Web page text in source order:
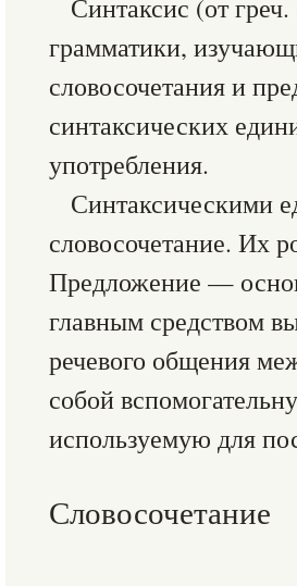
Синтаксис (от
грамматики,
словосочетания и
синтаксических
употребления.
Синтаксическими
словосочетание. Их
Предложение —
главным средством
речевого общения
собой
используемую для
Словосочетание